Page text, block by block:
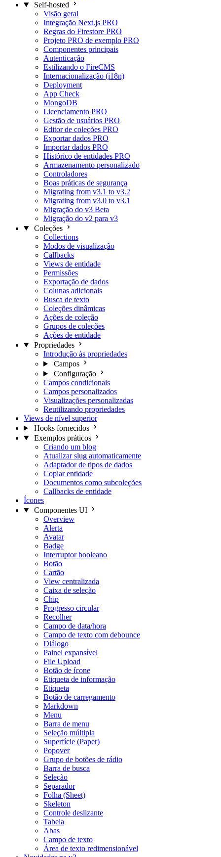
Self-hosted
Visão geral
Integração Next.js PRO
Regras do Firestore PRO
Projeto PRO de exemplo PRO
Componentes principais
Autenticação
Estilizando o FireCMS
Internacionalização (i18n)
Deployment
App Check
MongoDB
Licenciamento PRO
Gestão de usuários PRO
Editor de coleções PRO
Exportar dados PRO
Importar dados PRO
Histórico de entidades PRO
Armazenamento personalizado
Controladores
Boas práticas de segurança
Migrating from v3.1 to v3.2
Migrating from v3.0 to v3.1
Migração do v3 Beta
Migração do v2 para v3
Coleções
Collections
Modos de visualização
Callbacks
Views de entidade
Permissões
Exportação de dados
Colunas adicionais
Busca de texto
Coleções dinâmicas
Ações de coleção
Grupos de coleções
Ações de entidade
Propriedades
Introdução às propriedades
Campos
Configuração
Campos condicionais
Campos personalizados
Visualizações personalizadas
Reutilizando propriedades
Views de nível superior
Hooks fornecidos
Exemplos práticos
Criando um blog
Atualizar slug automaticamente
Adaptador de tipos de dados
Copiar entidade
Documentos como subcoleções
Callbacks de entidade
Ícones
Componentes UI
Overview
Alerta
Avatar
Badge
Interruptor booleano
Botão
Cartão
View centralizada
Caixa de seleção
Chip
Progresso circular
Recolher
Campo de data/hora
Campo de texto com debounce
Diálogo
Painel expansível
File Upload
Botão de ícone
Etiqueta de informação
Etiqueta
Botão de carregamento
Markdown
Menu
Barra de menu
Seleção múltipla
Superfície (Paper)
Popover
Grupo de botões de rádio
Barra de busca
Seleção
Separador
Folha (Sheet)
Skeleton
Controle deslizante
Tabela
Abas
Campo de texto
Área de texto redimensionável